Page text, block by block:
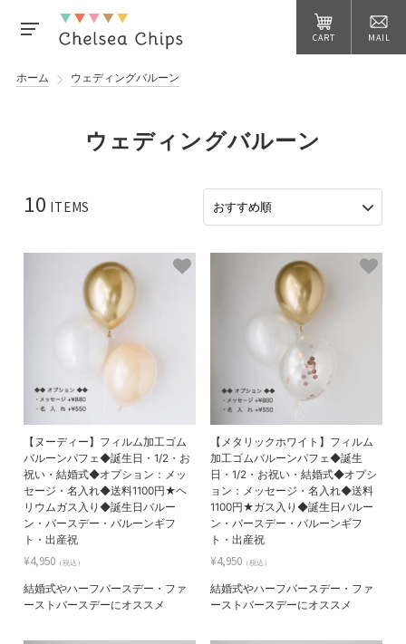
CART MAIL
ホーム ウェディングバルーン
ウェディングバルーン
10 ITEMS
【ヌーディー】フィルム加工ゴム
バルーンパフェ◆誕生日・1/2・お
祝い・結婚式◆オプション：メッ
セージ・名入れ◆送料1100円★ヘ
リウムガス入り◆誕生日バルー
ン・バースデー・バルーンギフ
ト・出産祝
¥4,950 （税込）
結婚式やハーフバースデー・ファ
ーストバースデーにオススメ
【メタリックホワイト】フィルム
加工ゴムバルーンパフェ◆誕生
日・1/2・お祝い・結婚式◆オプシ
ョン：メッセージ・名入れ◆送料
1100円★ガス入り◆誕生日バルー
ン・バースデー・バルーンギフ
ト・出産祝
¥4,950 （税込）
結婚式やハーフバースデー・ファ
ーストバースデーにオススメ